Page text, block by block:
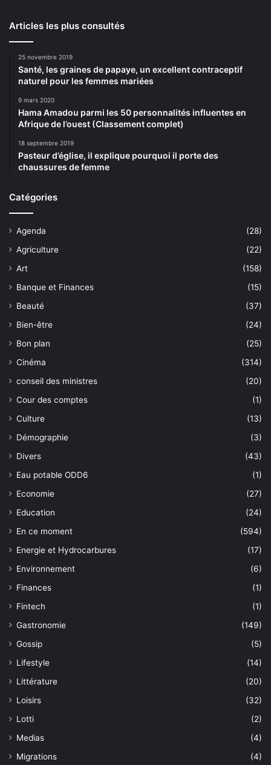
Articles les plus consultés
25 novembre 2019
Santé, les graines de papaye, un excellent contraceptif
naturel pour les femmes mariées
9 mars 2020
Hama Amadou parmi les 50 personnalités influentes en
Afrique de l’ouest (Classement complet)
18 septembre 2019
Pasteur d’église, il explique pourquoi il porte des
chaussures de femme
Catégories
Agenda
(28)
Agriculture
(22)
Art
(158)
Banque et Finances
(15)
Beauté
(37)
Bien-être
(24)
Bon plan
(25)
Cinéma
(314)
conseil des ministres
(20)
Cour des comptes
(1)
Culture
(13)
Démographie
(3)
Divers
(43)
Eau potable ODD6
(1)
Economie
(27)
Education
(24)
En ce moment
(594)
Energie et Hydrocarbures
(17)
Environnement
(6)
Finances
(1)
Fintech
(1)
Gastronomie
(149)
Gossip
(5)
Lifestyle
(14)
Littérature
(20)
Loisirs
(32)
Lotti
(2)
Medias
(4)
Migrations
(4)